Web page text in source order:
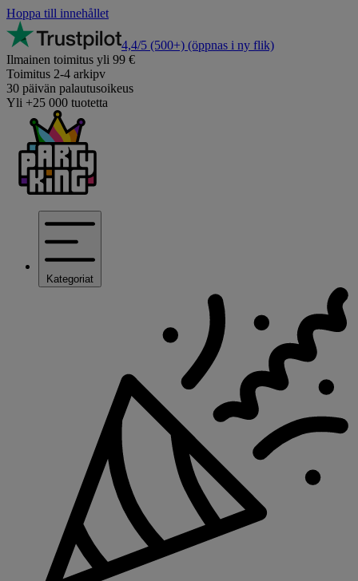
Hoppa till innehållet
4,4/5 (500+) (öppnas i ny flik)
Ilmainen toimitus yli 99 €
Toimitus 2-4 arkipv
30 päivän palautusoikeus
Yli +25 000 tuotetta
Kategoriat